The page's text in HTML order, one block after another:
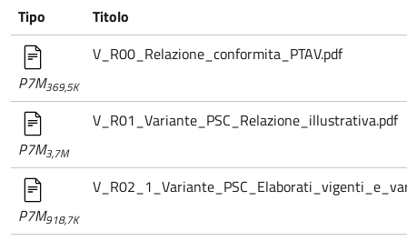
Tipo Titolo
P7M369,5K
V_R00_Relazione_conformita_PTAV.pdf
P7M3,7M
V_R01_Variante_PSC_Relazione_illustrativa.pdf
P7M918,7K